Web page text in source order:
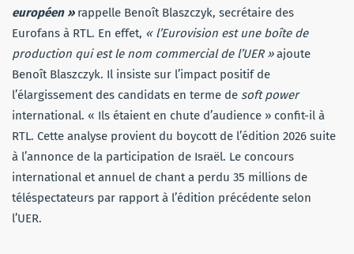
européen »rappelle Benoît Blaszczyk, secrétaire des
Eurofans à RTL. En effet, « l’Eurovision est une boîte de
production qui est le nom commercial de l’UER »ajoute
Benoît Blaszczyk. Il insiste sur l’impact positif de
l’élargissement des candidats en terme de soft power
international. « Ils étaient en chute d’audience » confit-il à
RTL. Cette analyse provient du boycott de l’édition 2026 suite
à l’annonce de la participation de Israël. Le concours
international et annuel de chant a perdu 35 millions de
téléspectateurs par rapport à l’édition précédente selon
l’UER.